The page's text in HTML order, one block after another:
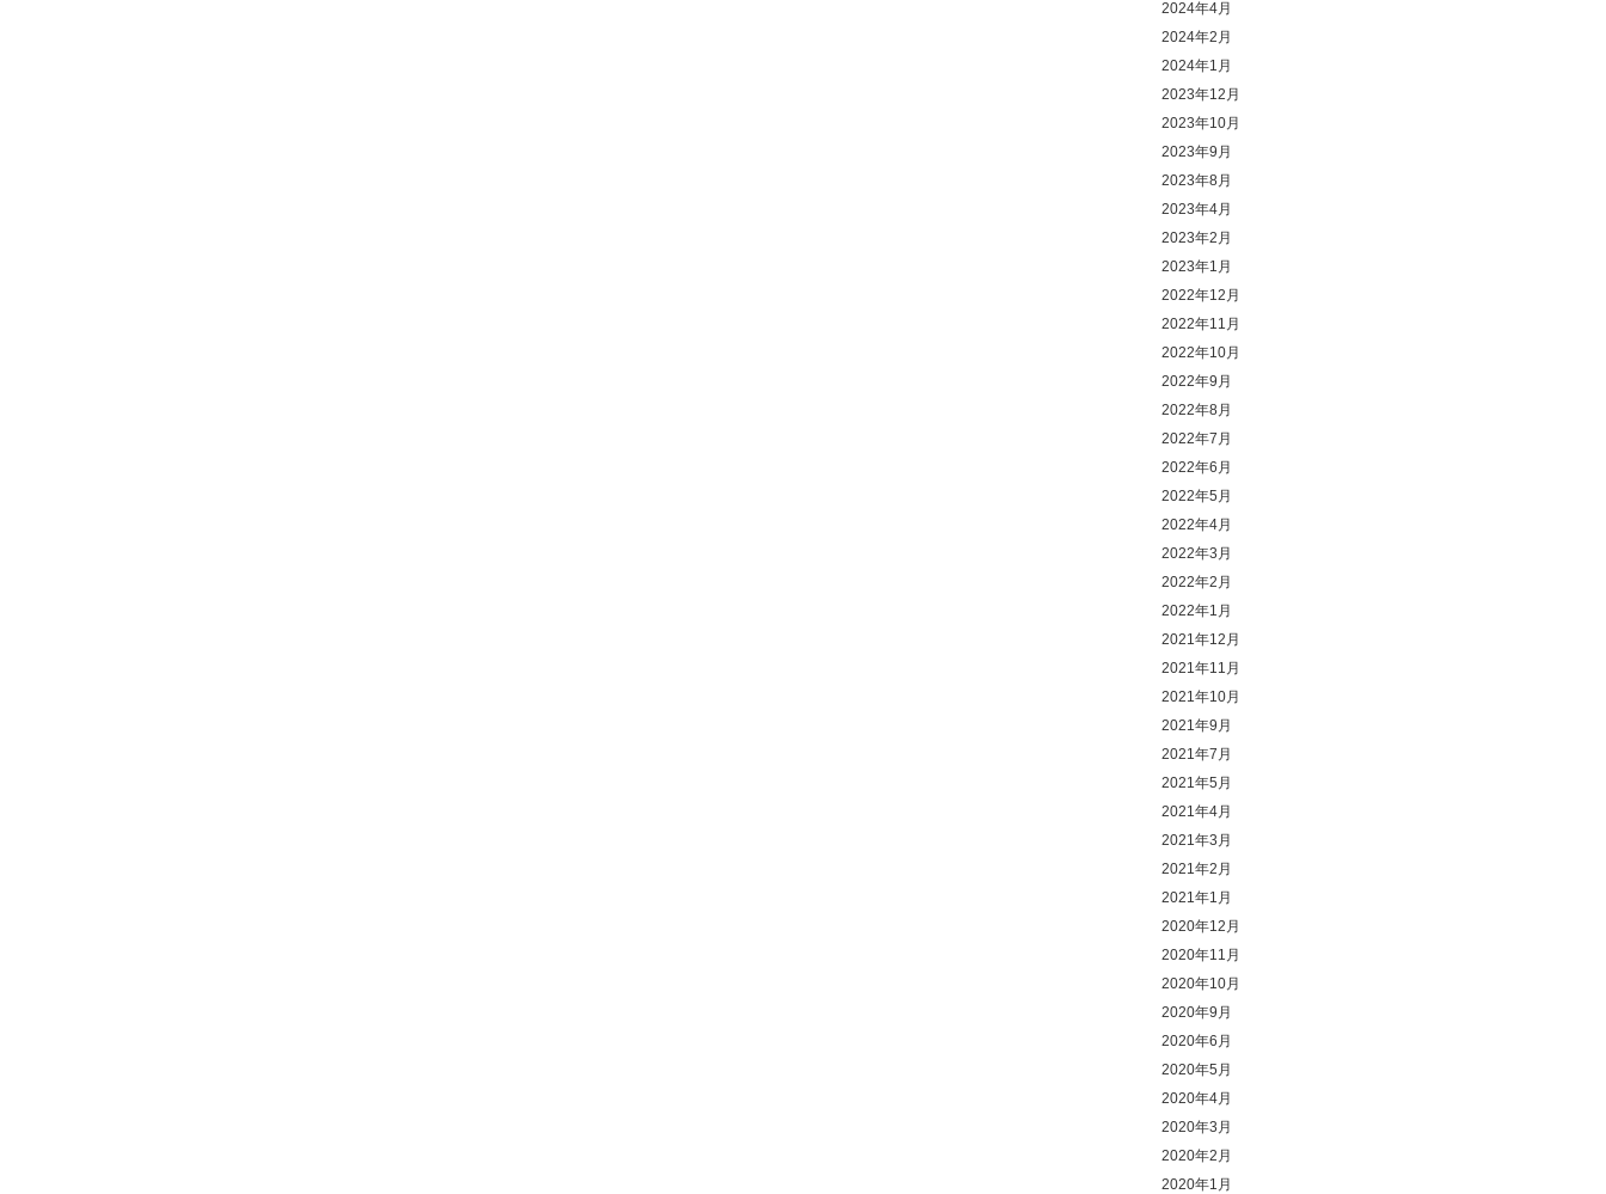
2024年4月
2024年2月
2024年1月
2023年12月
2023年10月
2023年9月
2023年8月
2023年4月
2023年2月
2023年1月
2022年12月
2022年11月
2022年10月
2022年9月
2022年8月
2022年7月
2022年6月
2022年5月
2022年4月
2022年3月
2022年2月
2022年1月
2021年12月
2021年11月
2021年10月
2021年9月
2021年7月
2021年5月
2021年4月
2021年3月
2021年2月
2021年1月
2020年12月
2020年11月
2020年10月
2020年9月
2020年6月
2020年5月
2020年4月
2020年3月
2020年2月
2020年1月